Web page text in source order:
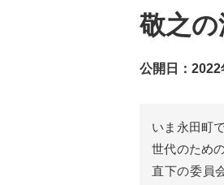
e
（
ウ
ル
オ
）
敬之の
公開日：2022
いま永田町
世代のため
直下の委員